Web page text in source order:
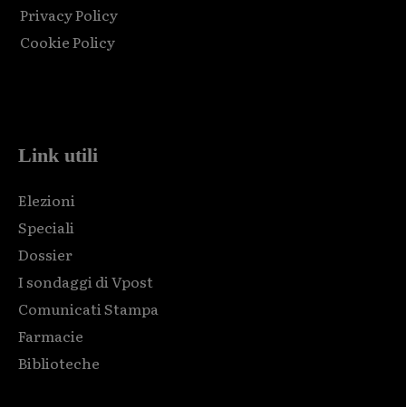
Privacy Policy
Cookie Policy
Link utili
Elezioni
Speciali
Dossier
I sondaggi di Vpost
Comunicati Stampa
Farmacie
Biblioteche